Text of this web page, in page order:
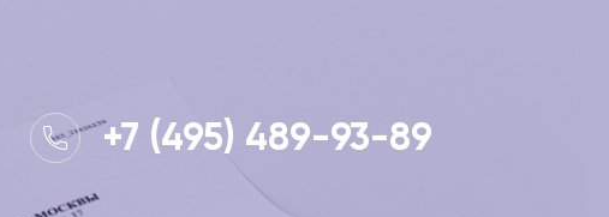
+7 (495) 489-93-89